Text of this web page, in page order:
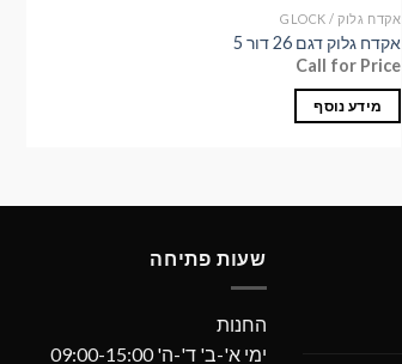
אקדח גלוק / GLOCK
אקדח גלוק דגם 26 דור 5
Call for Price
מידע נוסף
שעות פתיחה
החנות
ימי א'-ב' ד'-ה' 09:00-15:00